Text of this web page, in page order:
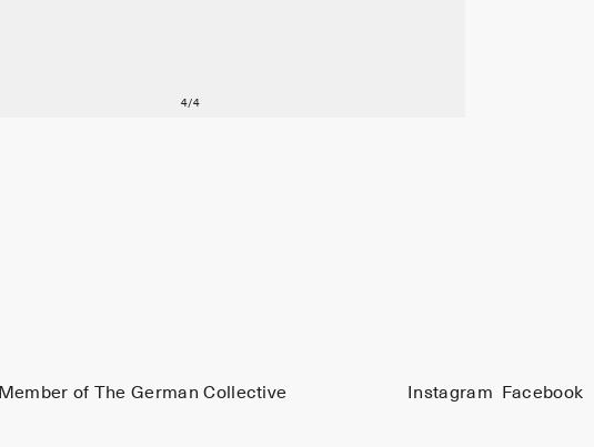
Member of The German Collective Instagram Facebook